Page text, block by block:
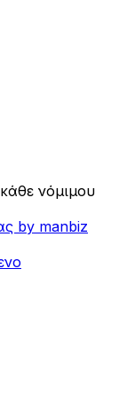
νόμιμου
by manbiz